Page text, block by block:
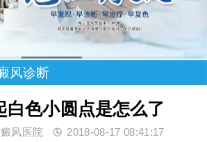
风诊断
白色小圆点是怎么了
风医院 2018-08-17 08:41:17